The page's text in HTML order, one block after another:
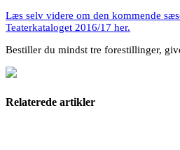
Læs selv videre om den kommende
Teaterkataloget 2016/17 her.
Bestiller du mindst tre forestillinger,
Relaterede artikler